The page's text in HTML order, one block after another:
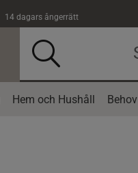
14 dagars ångerrätt
Hem och Hushåll Behov